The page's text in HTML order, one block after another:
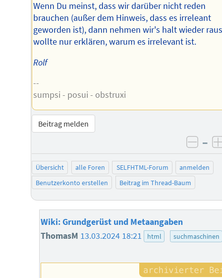
Wenn Du meinst, dass wir darüber nicht reden
brauchen (außer dem Hinweis, dass es irreleant
geworden ist), dann nehmen wir's halt wieder
wollte nur erklären, warum es irrelevant ist.
Rolf
--
sumpsi - posui - obstruxi
Beitrag melden
–
Übersicht alle Foren SELFHTML-Forum
anmelden
Benutzerkonto erstellen
Beitrag im Thread-Baum
Wiki: Grundgerüst und Metaangaben
ThomasM 13.03.2024 18:21 html suchmaschinen